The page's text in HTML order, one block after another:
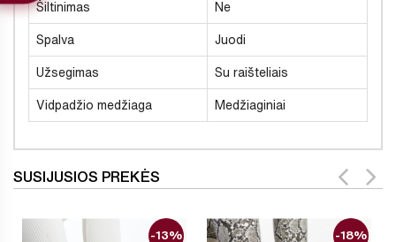
Šiltinimas Ne
Spalva Juodi
Užsegimas Su raišteliais
Vidpadžio medžiaga Medžiaginiai
SUSIJUSIOS PREKĖS
-13% -18%